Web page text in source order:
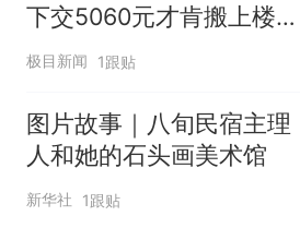
下交5060元才肯搬上楼！
女子傻眼了
极目新闻 1跟贴
图片故事｜八旬民宿主理
人和她的石头画美术馆
新华社 1跟贴